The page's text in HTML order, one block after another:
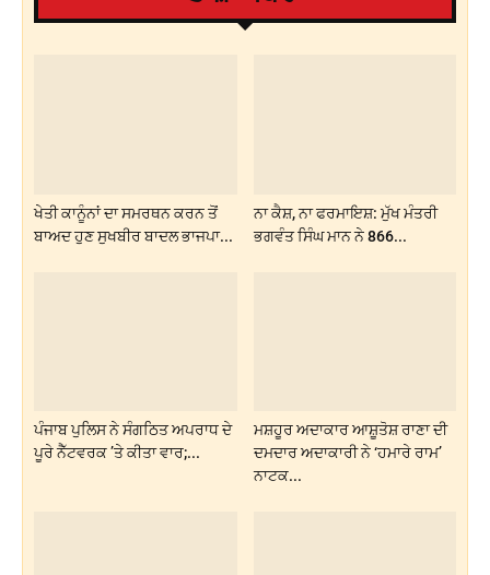
ਖੇਤੀ ਕਾਨੂੰਨਾਂ ਦਾ ਸਮਰਥਨ ਕਰਨ ਤੋਂ
ਬਾਅਦ ਹੁਣ ਸੁਖਬੀਰ ਬਾਦਲ ਭਾਜਪਾ...
ਨਾ ਕੈਸ਼, ਨਾ ਫਰਮਾਇਸ਼: ਮੁੱਖ ਮੰਤਰੀ
ਭਗਵੰਤ ਸਿੰਘ ਮਾਨ ਨੇ 866...
ਪੰਜਾਬ ਪੁਲਿਸ ਨੇ ਸੰਗਠਿਤ ਅਪਰਾਧ ਦੇ
ਪੂਰੇ ਨੈੱਟਵਰਕ ’ਤੇ ਕੀਤਾ ਵਾਰ;...
ਮਸ਼ਹੂਰ ਅਦਾਕਾਰ ਆਸ਼ੂਤੋਸ਼ ਰਾਣਾ ਦੀ
ਦਮਦਾਰ ਅਦਾਕਾਰੀ ਨੇ ‘ਹਮਾਰੇ ਰਾਮ’
ਨਾਟਕ...